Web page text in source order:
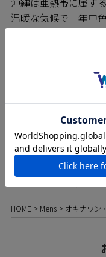
温暖な気候で一年中
半分をしめます。
そんな沖縄で、長い
良い服が生まれまし
それがMADE IN
HOME Mens オキナワン